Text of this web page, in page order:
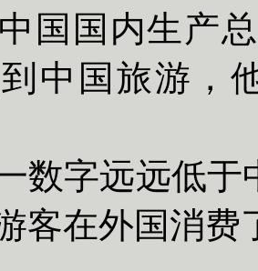
国国内生产
中国旅游，
字远远低于
客在外国消费